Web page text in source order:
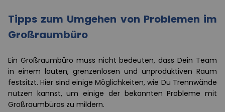
Tipps zum Umgehen von Problemen im
Großraumbüro
Ein Großraumbüro muss nicht bedeuten, dass Dein Team
in einem lauten, grenzenlosen und unproduktiven Raum
festsitzt. Hier sind einige Möglichkeiten, wie Du Trennwände
nutzen kannst, um einige der bekannten Probleme mit
Großraumbüros zu mildern.